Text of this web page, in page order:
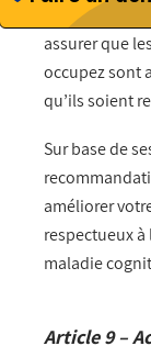
assurer que
occupez sont
qu’ils soient
Sur base de
améliorer
respectueux à
maladie
Article 9 –